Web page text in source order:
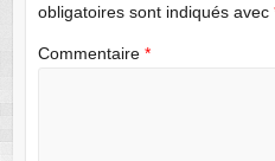
obligatoires sont indiqués avec
Commentaire *